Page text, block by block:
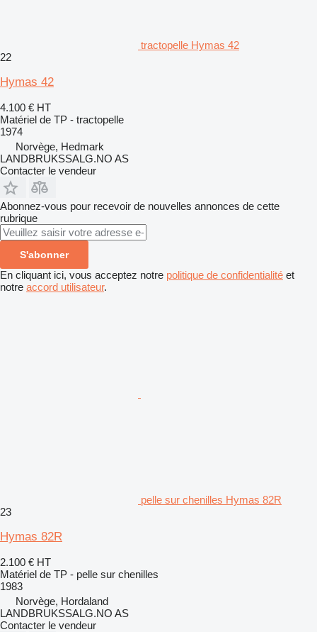
tractopelle Hymas 42
22
Hymas 42
4.100 € HT
Matériel de TP - tractopelle
1974
Norvège, Hedmark
LANDBRUKSSALG.NO AS
Contacter le vendeur
Abonnez-vous pour recevoir de nouvelles annonces de cette
rubrique
S'abonner
En cliquant ici, vous acceptez notre politique de confidentialité et
notre accord utilisateur.
pelle sur chenilles Hymas 82R
23
Hymas 82R
2.100 € HT
Matériel de TP - pelle sur chenilles
1983
Norvège, Hordaland
LANDBRUKSSALG.NO AS
Contacter le vendeur